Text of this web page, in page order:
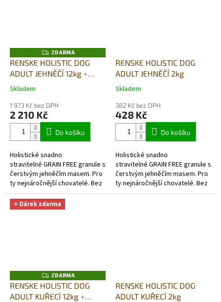
Z
D
A
R
ZDARMA
RENSKE HOLISTIC DOG
ADULT JEHNĚČÍ 12kg +
SUŠENÉ MASO bez
ZDARMA
Průměrné
produktu
je
hvězdiček.
Skladem
1 973 Kč bez DPH
2 210 Kč
Do košíku
Holistické snadno
stravitelné GRAIN FREE granule s
čerstvým jehněčím masem. Pro
ty nejnáročnější chovatelé. Bez
obilovin-
skutečně hypoalergenní a
monoproteinové (jeden druh...
RENSKE HOLISTIC DOG
ADULT JEHNĚČÍ 2kg
Průměrné
produktu
je
hvězdiček.
Skladem
382 Kč bez DPH
428 Kč
Do košíku
Holistické snadno
stravitelné GRAIN FREE granule s
čerstvým jehněčím masem. Pro
ty nejnáročnější chovatelé. Bez
obilovin-
+ Dárek zdarma
Z
D
A
R
ZDARMA
RENSKE HOLISTIC DOG
ADULT KUŘECÍ 12kg +
RENSKE HOLISTIC DOG
ADULT KUŘECÍ 2kg